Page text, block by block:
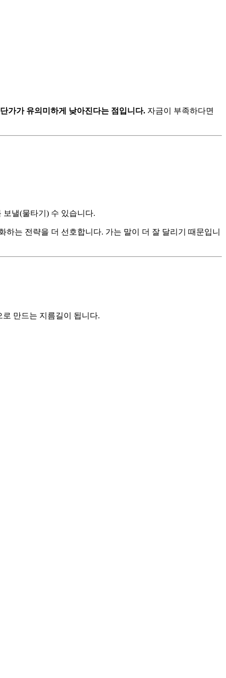
가가 유의미하게 낮아진다는 점입니다. 자금이 부족하다면
낼(물타기) 수 있습니다.
는 전략을 더 선호합니다. 가는 말이 더 잘 달리기 때문입니
만드는 지름길이 됩니다.